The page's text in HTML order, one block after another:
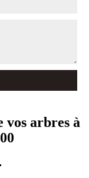
vos arbres à